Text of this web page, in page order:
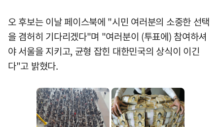
오 후보는 이날 페이스북에 "시민 여러분의 소중한 선택
을 겸허히 기다리겠다"며 "여러분이 (투표에) 참여하셔
야 서울을 지키고, 균형 잡힌 대한민국의 상식이 이긴
다"고 밝혔다.